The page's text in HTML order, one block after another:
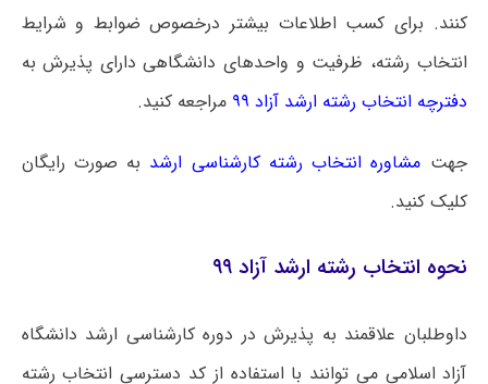
کنند. برای کسب اطلاعات بیشتر درخصوص ضوابط و شرایط
انتخاب رشته، ظرفیت و واحدهای دانشگاهی دارای پذیرش به
دفترچه انتخاب رشته ارشد آزاد ۹۹
مراجعه کنید.
جهت مشاوره انتخاب رشته کارشناسی ارشد به صورت رایگان
کلیک کنید.
نحوه انتخاب رشته ارشد آزاد ۹۹
داوطلبان علاقمند به پذیرش در دوره کارشناسی ارشد دانشگاه
آزاد اسلامی می توانند با استفاده از کد دسترسی انتخاب رشته